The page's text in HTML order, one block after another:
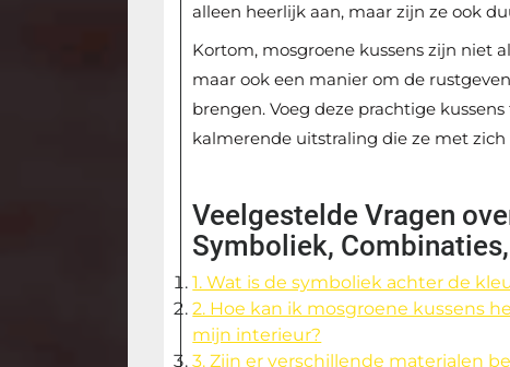
alleen heerlijk aan, maar zijn ze ook
Kortom, mosgroene kussens zijn niet
maar ook een manier om de
brengen. Voeg deze prachtige
kalmerende uitstraling die ze met
Veelgestelde Vragen
Symboliek,
1. Wat is de symboliek achter de
2. Hoe kan ik mosgroene kussens
mijn interieur?
3. Zijn er verschillende materialen